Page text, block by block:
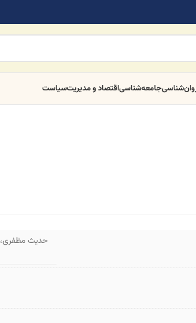
جامعه‌شناسیاقتصاد و مدیریتسیاست
حدیث مظفری